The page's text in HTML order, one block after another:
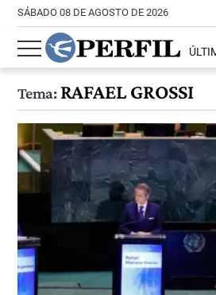
SÁBADO 08 DE AGOSTO DE 2026
Tema:RAFAEL GROSSI